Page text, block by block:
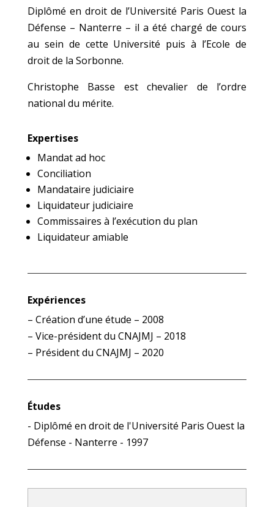
Diplômé en droit de l’Université Paris Ouest la
Défense – Nanterre – il a été chargé de cours
au sein de cette Université puis à l’Ecole de
droit de la Sorbonne.
Christophe Basse est chevalier de l’ordre
national du mérite.
Expertises
Mandat ad hoc
Conciliation
Mandataire judiciaire
Liquidateur judiciaire
Commissaires à l’exécution du plan
Liquidateur amiable
Expériences
– Création d’une étude – 2008
– Vice-président du CNAJMJ – 2018
– Président du CNAJMJ – 2020
Études
- Diplômé en droit de l'Université Paris Ouest la
Défense - Nanterre - 1997